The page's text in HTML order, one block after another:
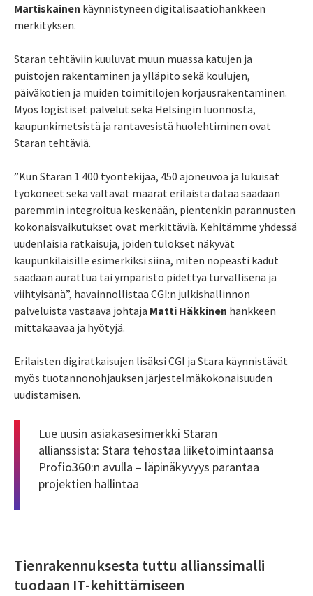
Martiskainen käynnistyneen digitalisaatiohankkeen
merkityksen.
Staran tehtäviin kuuluvat muun muassa katujen ja
puistojen rakentaminen ja ylläpito sekä koulujen,
päiväkotien ja muiden toimitilojen korjausrakentaminen.
Myös logistiset palvelut sekä Helsingin luonnosta,
kaupunkimetsistä ja rantavesistä huolehtiminen ovat
Staran tehtäviä.
”Kun Staran 1 400 työntekijää, 450 ajoneuvoa ja lukuisat
työkoneet sekä valtavat määrät erilaista dataa saadaan
paremmin integroitua keskenään, pientenkin parannusten
kokonaisvaikutukset ovat merkittäviä. Kehitämme yhdessä
uudenlaisia ratkaisuja, joiden tulokset näkyvät
kaupunkilaisille esimerkiksi siinä, miten nopeasti kadut
saadaan aurattua tai ympäristö pidettyä turvallisena ja
viihtyisänä”, havainnollistaa CGI:n julkishallinnon
palveluista vastaava johtaja Matti Häkkinen hankkeen
mittakaavaa ja hyötyjä.
Erilaisten digiratkaisujen lisäksi CGI ja Stara käynnistävät
myös tuotannonohjauksen järjestelmäkokonaisuuden
uudistamisen.
Lue uusin asiakasesimerkki Staran
allianssista: Stara tehostaa liiketoimintaansa
Profio360:n avulla – läpinäkyvyys parantaa
projektien hallintaa
Tienrakennuksesta tuttu allianssimalli
tuodaan IT-kehittämiseen